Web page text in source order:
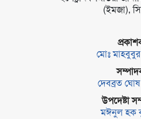
(ইমজা),
মোঃ
দেবব্রত
উপদেষ্টা
মঈনুল হক